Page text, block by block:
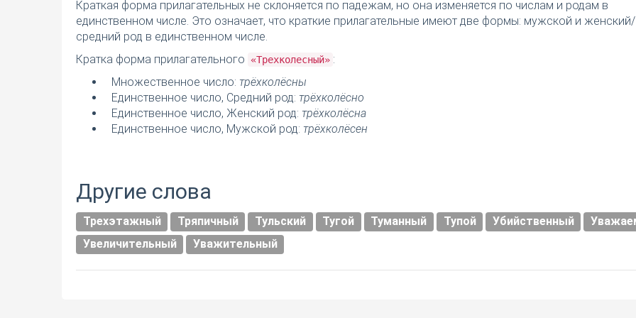
Краткая форма прилагательных не склоняется по падежам, но она изменяется по числам и родам в
единственном числе. Это означает, что краткие прилагательные имеют две формы: мужской и женский/
средний род в единственном числе.
Кратка форма прилагательного
«Трехколесный» :
Множественное число: трёхколёсны
Единственное число, Средний род: трёхколёсно
Единственное число, Женский род: трёхколёсна
Единственное число, Мужской род: трёхколёсен
Другие слова
Трехэтажный Тряпичный Тульский Тугой Туманный Тупой Убийственный
Увеличительный
Уважительный